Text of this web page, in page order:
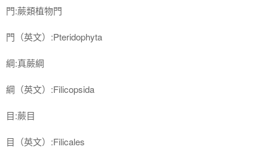
門:蕨類植物門
門（英文）:Pteridophyta
綱:真蕨綱
綱（英文）:Filicopsida
目:蕨目
目（英文）:Filicales